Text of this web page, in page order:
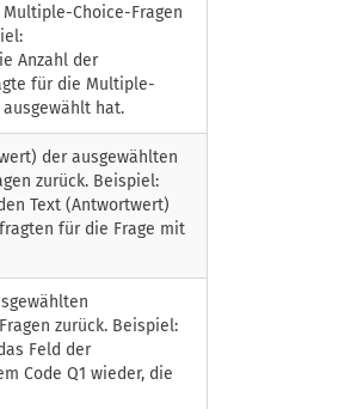
Choice-Fragen
Anzahl der
für die Multiple-
ausgewählt hat.
der ausgewählten
zurück. Beispiel:
Text (Antwortwert)
für die Frage mit
zurück. Beispiel:
Feld der
Code Q1 wieder, die